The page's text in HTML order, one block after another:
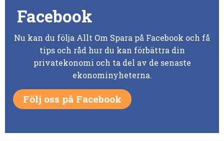
Facebook
Nu kan du följa Allt Om Spara på Facebook och få
tips och råd hur du kan förbättra din
privatekonomi och ta del av de senaste
ekonominyheterna.
Följ oss på Facebook